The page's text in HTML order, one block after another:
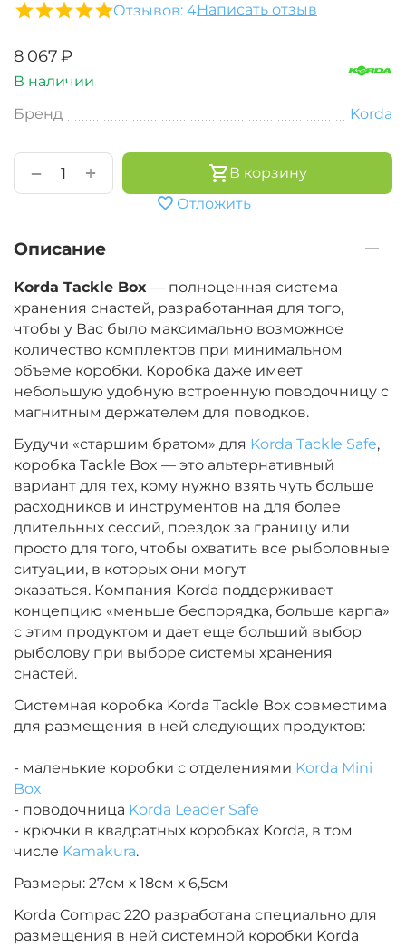
Отзывов: 4Написать отзыв
‍8 067‍₽
В наличии
Бренд
Korda
+
−
В корзину
Отложить
Описание
Korda Tackle Box — полноценная система
хранения снастей, разработанная для того,
чтобы у Вас было максимально возможное
количество комплектов при минимальном
объеме коробки. Коробка даже имеет
небольшую удобную встроенную поводочницу с
магнитным держателем для поводков.
Будучи «старшим братом» для Korda Tackle Safe,
коробка Tackle Box — это альтернативный
вариант для тех, кому нужно взять чуть больше
расходников и инструментов на для более
длительных сессий, поездок за границу или
просто для того, чтобы охватить все рыболовные
ситуации, в которых они могут
оказаться. Компания Korda поддерживает
концепцию «меньше беспорядка, больше карпа»
с этим продуктом и дает еще больший выбор
рыболову при выборе системы хранения
снастей.
Системная коробка Korda Tackle Box совместима
для размещения в ней следующих продуктов:
- маленькие коробки с отделениями Korda Mini
Box
- поводочница Korda Leader Safe
- крючки в квадратных коробках Korda, в том
числе Kamakura.
Размеры: 27см х 18см х 6,5см
Korda Compac 220 разработана специально для
размещения в ней системной коробки Korda